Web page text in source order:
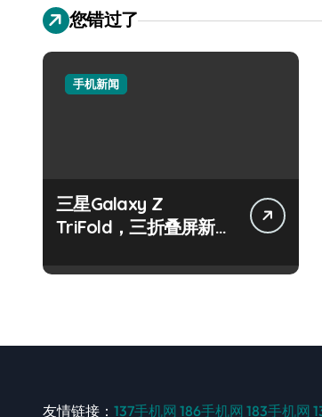
您错过了
手机新闻
三星Galaxy Z
TriFold，三折叠屏新风
友情链接： 137手机网 186手机网 183手机网